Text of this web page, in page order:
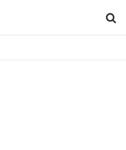
NACIZAM U – BOSNI!